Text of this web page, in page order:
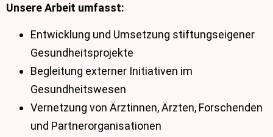
Unsere Arbeit umfasst:
Entwicklung und Umsetzung stiftungseigener
Gesundheitsprojekte
Begleitung externer Initiativen im
Gesundheitswesen
Vernetzung von Ärztinnen, Ärzten, Forschenden
und Partnerorganisationen